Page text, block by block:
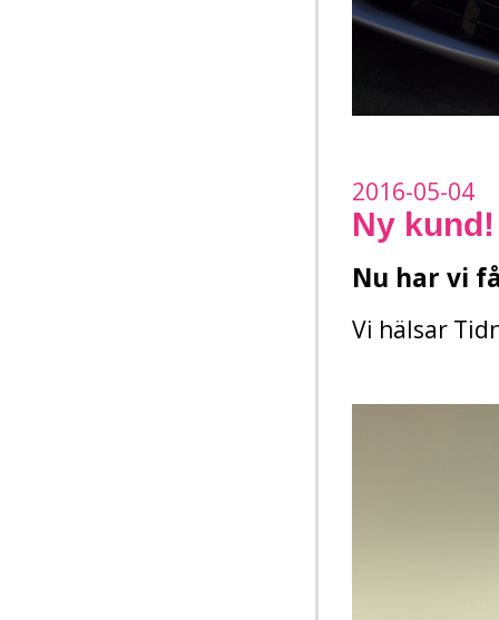
2016-05-04
Ny kund!
Nu har vi
Vi hälsar